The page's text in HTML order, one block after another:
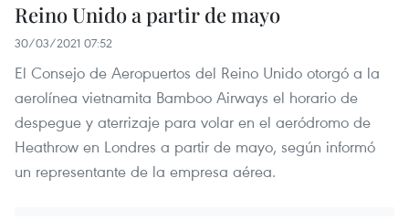
Reino Unido a partir de mayo
30/03/2021 07:52
El Consejo de Aeropuertos del Reino Unido otorgó a la
aerolínea vietnamita Bamboo Airways el horario de
despegue y aterrizaje para volar en el aeródromo de
Heathrow en Londres a partir de mayo, según informó
un representante de la empresa aérea.